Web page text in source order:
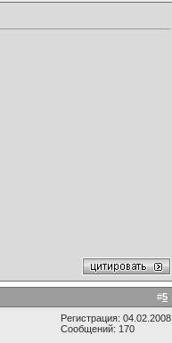
#5
Регистрация: 04.02.2008
Сообщений: 170